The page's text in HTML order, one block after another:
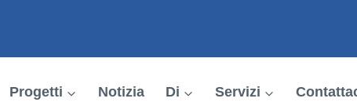
Progetti Notizia Di Servizi